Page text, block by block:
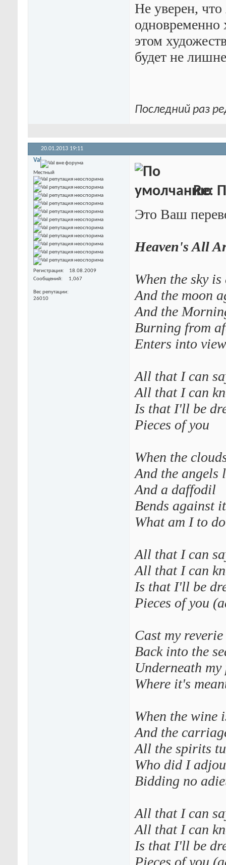
Не уверен,
одновременно
этом
будет не
Последний раз
20.01.2013 19:11
Val
Местный
Регистрация
18.08.2009
Сообщений
1,067
Вес репутации
26010
Re:
Это Ваш
Heaven's All
When the sky
And the moon
And the
Burning from
Enters into view
All that I can
All that I can
Is that I'll be
Pieces of you
When the
And the angels
And a daffodil
Bends against
What am I to
All that I can
All that I can
Is that I'll be
Pieces of you
Cast my reverie
Back into the
Underneath
Where it's
When the wine
And the
All the spirits
Who did I
Bidding no
All that I can
All that I can
Is that I'll be
Pieces of you